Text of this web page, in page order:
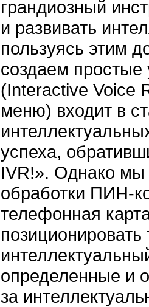
грандиозный
и развивать
пользуясь этим
создаем простые
(Interactive Voice
меню) входит в
успеха,
IVR!». Однако мы
обработки ПИН-
телефонная
определенные и
за